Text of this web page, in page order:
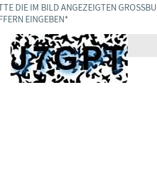
DIE IM BILD ANGEZEIGTEN
EINGEBEN *